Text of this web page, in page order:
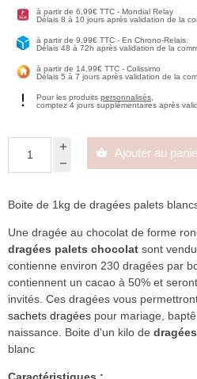
à partir de 6,99€ TTC - Mondial Relay
Délais 8 à 10 jours après validation de la
à partir de 9,99€ TTC - En Chrono-Relais.
Délais 48 à 72h après validation de la
à partir de 14,99€ TTC - Colissimo
Délais 5 à 7 jours après validation de la
Pour les produits personnalisés
comptez 4 jours supplémentaires après
 Ajouter au
Boite de 1kg de dragées palets
Une dragée au chocolat de forme
dragées palets chocolat sont
contienne environ 230 dragées par
contiennent un cacao à 50% et
invités. Ces dragées vous
sachets dragées pour mariage,
naissance. Boite d'un kilo de
blanc
Caractéristiques :